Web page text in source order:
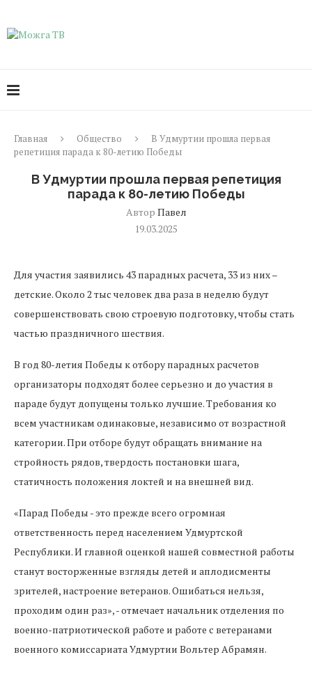
Главная Общество
В Удмуртии прошла первая
репетиция парада к 80-летию Победы
В Удмуртии прошла первая репетиция
парада к 80-летию Победы
Автор Павел
19.03.2025
Для участия заявились 43 парадных расчета, 33 из них –
детские. Около 2 тыс человек два раза в неделю будут
совершенствовать свою строевую подготовку, чтобы стать
частью праздничного шествия.
В год 80-летия Победы к отбору парадных расчетов
организаторы подходят более серьезно и до участия в
параде будут допущены только лучшие. Требования ко
всем участникам одинаковые, независимо от возрастной
категории. При отборе будут обращать внимание на
стройность рядов, твердость постановки шага,
статичность положения локтей и на внешней вид.
«Парад Победы - это прежде всего огромная
ответственность перед населением Удмуртской
Республики. И главной оценкой нашей совместной работы
станут восторженные взгляды детей и аплодисменты
зрителей, настроение ветеранов. Ошибаться нельзя,
проходим один раз», - отмечает начальник отделения по
военно-патриотической работе и работе с ветеранами
военного комиссариата Удмуртии Вольтер Абрамян.